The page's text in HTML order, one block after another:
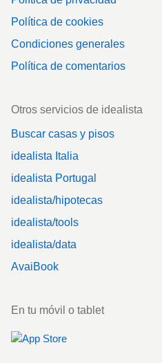
Política de cookies
Condiciones generales
Política de comentarios
Otros servicios de idealista
Buscar casas y pisos
idealista Italia
idealista Portugal
idealista/hipotecas
idealista/tools
idealista/data
AvaiBook
En tu móvil o tablet